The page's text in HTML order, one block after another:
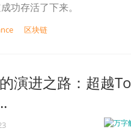
功存活了下来。
区块链
演进之路：超越